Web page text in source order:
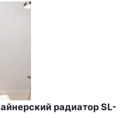
радиатор SL-